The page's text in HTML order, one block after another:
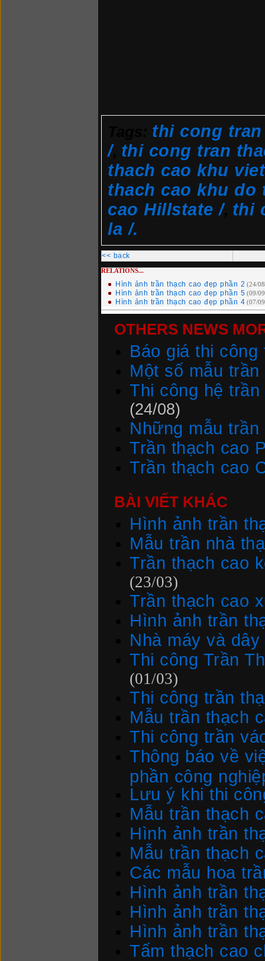
thi cong
/, thi cong tran
thach cao khu
thach cao khu do
cao Hillstate /, thi
la /.
<< back
RELATIONS...
Hình ảnh trần thạch cao đẹp phần 2 (24/
Hình ảnh trần thạch cao đẹp phần 5 (09/
Hình ảnh trần thạch cao đẹp phần 4 (07/
OTHERS NEWS
Báo giá thi
Một số mẫu
Thi công hệ
(24/08)
Những mẫu
Trần thạch cao
Trần thạch cao
BÀI VIẾT KHÁC
Hình ảnh trần
Mẫu trần nhà
Trần thạch cao
(23/03)
Trần thạch cao
Hình ảnh trần
Nhà máy và
Thi công Trần
(01/03)
Thi công trần
Mẫu trần thạch
Thi công trần
Thông báo về
phần công
Lưu ý khi thi
Mẫu trần thạch
Hình ảnh trần
Mẫu trần thạch
Các mẫu hoa
Hình ảnh trần
Hình ảnh trần
Hình ảnh trần
Tấm thạch cao